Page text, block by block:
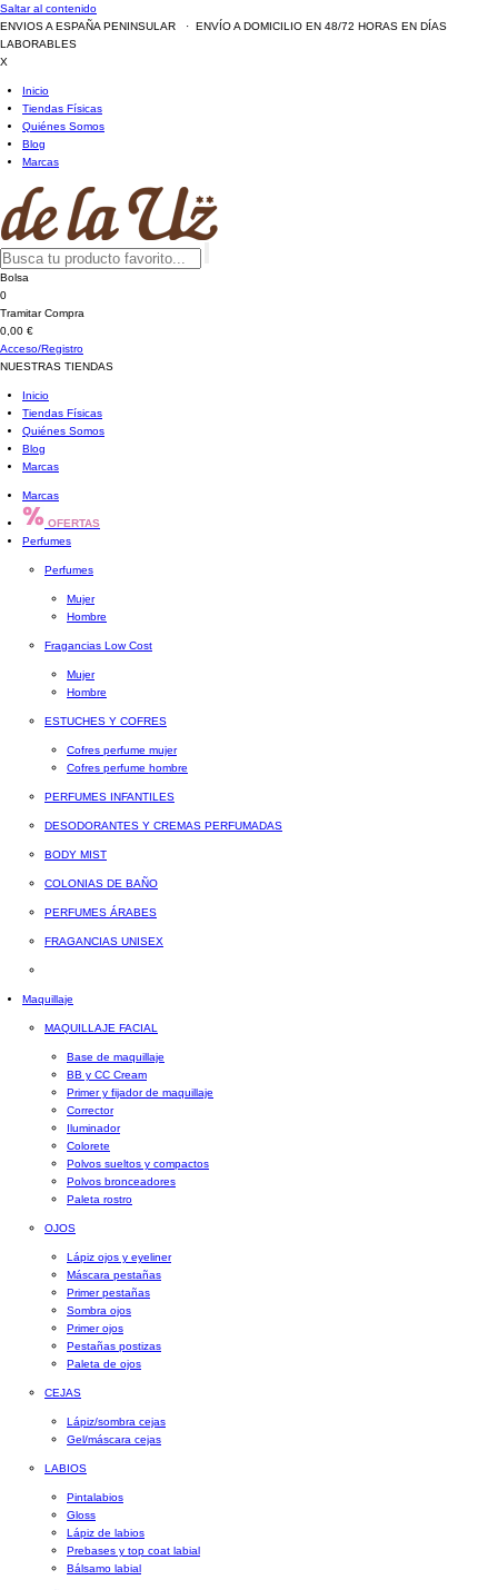
Saltar al contenido
ENVIOS A ESPAÑA PENINSULAR · ENVÍO A DOMICILIO EN 48/72 HORAS EN DÍAS
LABORABLES
X
Inicio
Tiendas Físicas
Quiénes Somos
Blog
Marcas
Bolsa
0
Tramitar Compra
0,00 €
Acceso/Registro
NUESTRAS TIENDAS
Inicio
Tiendas Físicas
Quiénes Somos
Blog
Marcas
Marcas
OFERTAS
Perfumes
Perfumes
Mujer
Hombre
Fragancias Low Cost
Mujer
Hombre
ESTUCHES Y COFRES
Cofres perfume mujer
Cofres perfume hombre
PERFUMES INFANTILES
DESODORANTES Y CREMAS PERFUMADAS
BODY MIST
COLONIAS DE BAÑO
PERFUMES ÁRABES
FRAGANCIAS UNISEX
Maquillaje
MAQUILLAJE FACIAL
Base de maquillaje
BB y CC Cream
Primer y fijador de maquillaje
Corrector
Iluminador
Colorete
Polvos sueltos y compactos
Polvos bronceadores
Paleta rostro
OJOS
Lápiz ojos y eyeliner
Máscara pestañas
Primer pestañas
Sombra ojos
Primer ojos
Pestañas postizas
Paleta de ojos
CEJAS
Lápiz/sombra cejas
Gel/máscara cejas
LABIOS
Pintalabios
Gloss
Lápiz de labios
Prebases y top coat labial
Bálsamo labial